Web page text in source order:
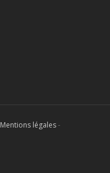
Mentions légales-